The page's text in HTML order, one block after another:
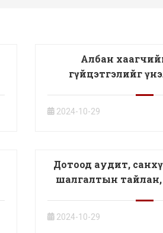
Албан
гүйцэтгэлийг
2024-10-29
Дотоод аудит,
шалгалтын тайлан,
2024-10-29